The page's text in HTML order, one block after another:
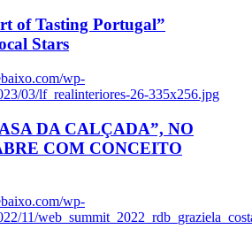
of Tasting Portugal”
Stars
wp-
03/lf_realinteriores-26-335x256.jpg
DA CALÇADA”, NO
COM CONCEITO
wp-
11/